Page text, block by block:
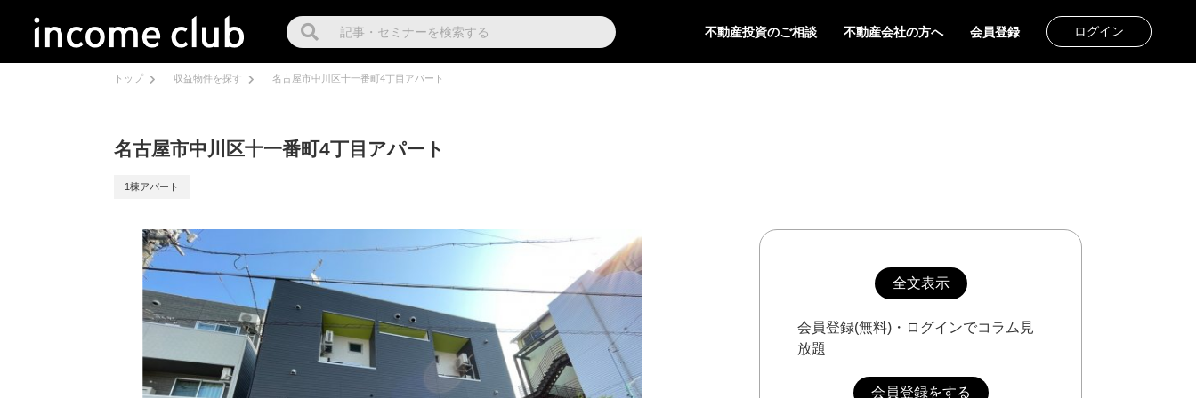
不動産投資のご相談 不動産会社の方へ 会員登録 ログイン
トップ 収益物件を探す 名古屋市中川区十一番町4丁目アパート
名古屋市中川区十一番町4丁目アパート
1棟アパート
全文表示
会員登録(無料)・ログインでコラム見
放題
会員登録をする